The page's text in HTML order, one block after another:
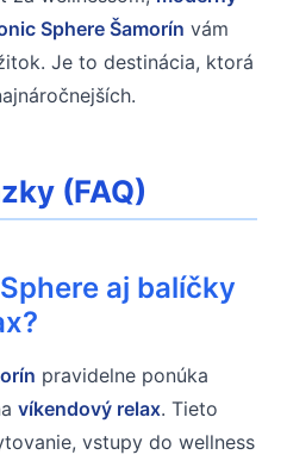
Sphere Šamorín vám
Je to destinácia, ktorá
(FAQ)
aj balíčky
pravidelne ponúka
víkendový relax. Tieto
vstupy do wellness